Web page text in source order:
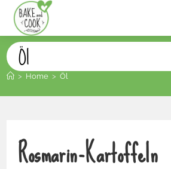
Öl
> Home > Öl
Rosmarin-Kartoffeln